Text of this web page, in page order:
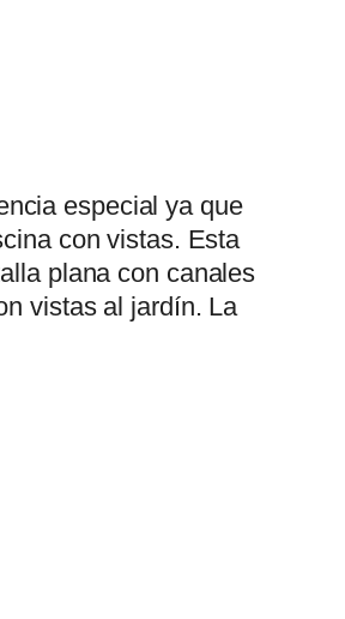
especial ya que
con vistas. Esta
plana con canales
vistas al jardín. La